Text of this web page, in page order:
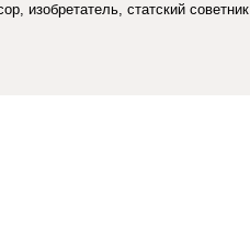
изобретатель, статский советник